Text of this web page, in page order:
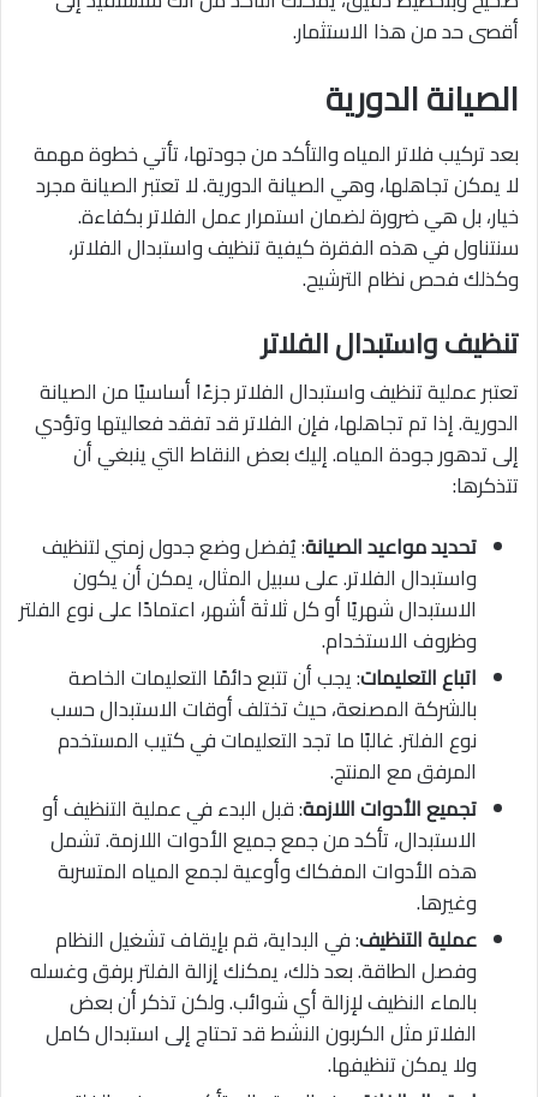
أقصى حد من هذا الاستثمار.
الصيانة الدورية
بعد تركيب فلاتر المياه والتأكد من جودتها، تأتي خطوة مهمة
لا يمكن تجاهلها، وهي الصيانة الدورية. لا تعتبر الصيانة مجرد
خيار، بل هي ضرورة لضمان استمرار عمل الفلاتر بكفاءة.
سنتناول في هذه الفقرة كيفية تنظيف واستبدال الفلاتر،
وكذلك فحص نظام الترشيح.
تنظيف واستبدال الفلاتر
تعتبر عملية تنظيف واستبدال الفلاتر جزءًا أساسيًا من الصيانة
الدورية. إذا تم تجاهلها، فإن الفلاتر قد تفقد فعاليتها وتؤدي
إلى تدهور جودة المياه. إليك بعض النقاط التي ينبغي أن
تتذكرها:
تحديد مواعيد الصيانة: يُفضل وضع جدول زمني لتنظيف
واستبدال الفلاتر. على سبيل المثال، يمكن أن يكون
الاستبدال شهريًا أو كل ثلاثة أشهر، اعتمادًا على نوع الفلتر
وظروف الاستخدام.
اتباع التعليمات: يجب أن تتبع دائمًا التعليمات الخاصة
بالشركة المصنعة، حيث تختلف أوقات الاستبدال حسب
نوع الفلتر. غالبًا ما تجد التعليمات في كتيب المستخدم
المرفق مع المنتج.
تجميع الأدوات اللازمة: قبل البدء في عملية التنظيف أو
الاستبدال، تأكد من جمع جميع الأدوات اللازمة. تشمل
هذه الأدوات المفكاك وأوعية لجمع المياه المتسربة
وغيرها.
عملية التنظيف: في البداية، قم بإيقاف تشغيل النظام
وفصل الطاقة. بعد ذلك، يمكنك إزالة الفلتر برفق وغسله
بالماء النظيف لإزالة أي شوائب. ولكن تذكر أن بعض
الفلاتر مثل الكربون النشط قد تحتاج إلى استبدال كامل
ولا يمكن تنظيفها.